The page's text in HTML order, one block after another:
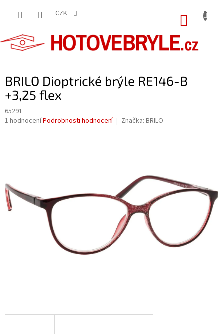
CZK
BRILO Dioptrické brýle RE146-B
+3,25 flex
65291
Průměrné
hvězdiček.
1 hodnoceníPodrobnosti hodnocení Značka: BRILO